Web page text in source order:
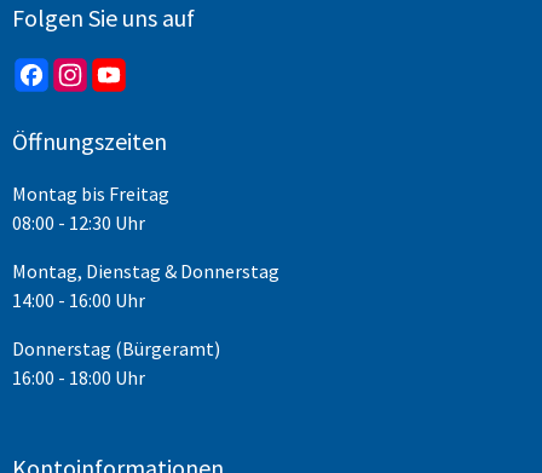
Folgen Sie uns auf
Öffnungszeiten
Montag bis Freitag
08:00 - 12:30 Uhr
Montag, Dienstag & Donnerstag
14:00 - 16:00 Uhr
Donnerstag (Bürgeramt)
16:00 - 18:00 Uhr